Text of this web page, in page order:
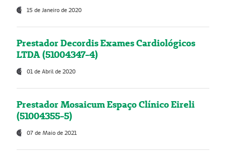
15 de Janeiro de 2020
Prestador Decordis Exames Cardiológicos
LTDA (51004347-4)
01 de Abril de 2020
Prestador Mosaicum Espaço Clínico Eireli
(51004355-5)
07 de Maio de 2021